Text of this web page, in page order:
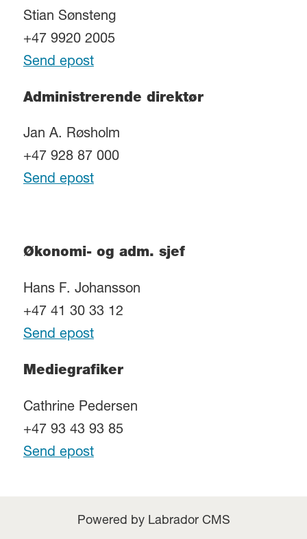
Stian Sønsteng
+47 9920 2005
Send epost
Administrerende direktør
Jan A. Røsholm
+47 928 87 000
Send epost
Økonomi- og adm. sjef
Hans F. Johansson
+47 41 30 33 12
Send epost
Mediegrafiker
Cathrine Pedersen
+47 93 43 93 85
Send epost
Powered by Labrador CMS